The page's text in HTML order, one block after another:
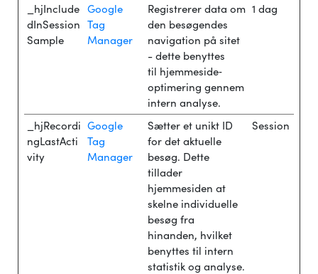
_hjInclude
dInSession
Sample
Google
Tag
Manager
Registrerer data om
den besøgendes
navigation på sitet
- dette benyttes
til hjemmeside‐
optimering gennem
intern analyse.
1 dag
_hjRecordi
ngLastActi
vity
Google
Tag
Manager
Sætter et unikt ID
for det aktuelle
besøg. Dette
tillader
hjemmesiden at
skelne individuelle
besøg fra
hinanden, hvilket
benyttes til intern
statistik og analyse.
Session